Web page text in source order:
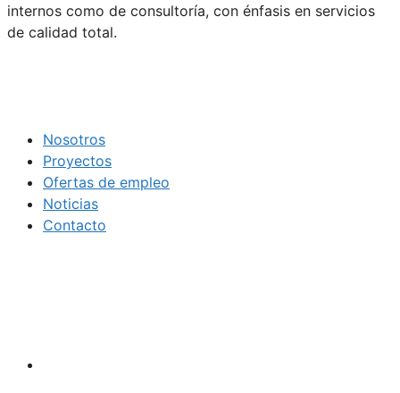
internos como de consultoría, con énfasis en servicios
de calidad total.
Nosotros
Proyectos
Ofertas de empleo
Noticias
Contacto